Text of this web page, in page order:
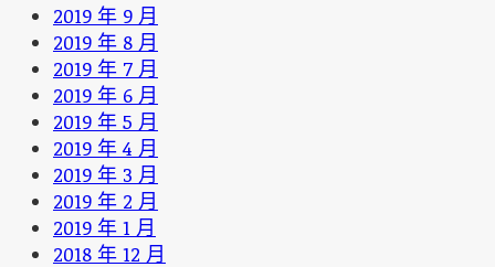
2019 年 9 月
2019 年 8 月
2019 年 7 月
2019 年 6 月
2019 年 5 月
2019 年 4 月
2019 年 3 月
2019 年 2 月
2019 年 1 月
2018 年 12 月